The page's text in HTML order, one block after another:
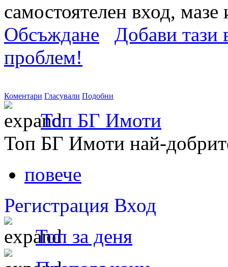
самостоятелен вход,
Обсъждане
Добави тази
проблем!
Коментари Гласували Подобни
Топ БГ Имоти
Топ БГ Имоти най-
повече
Регистрация Вход
Топ за деня